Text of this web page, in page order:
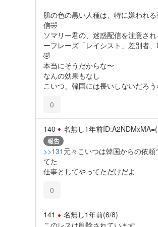
肌の色の黒い人種は、特に嫌われ
信🤣
ソマリー君の、迷惑配信を注意さ
ーフレーズ「レイシスト」差別者
🤣
本当にそうだからな〜
なんの効果もなし
こいつ、韓国には長いしないだろう
0
140 名無し1年前
報告
>>131 元々こいつは韓国からの依
てた
仕事としてやってただけだよ
0
141 名無し1年前(6/8)
このレスは削除されています